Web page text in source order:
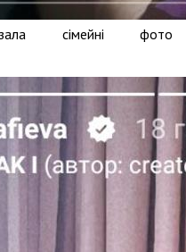
сімейні фото